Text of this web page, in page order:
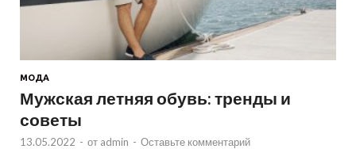
МОДА
Мужская летняя обувь: тренды и
советы
13.05.2022 - от admin - Оставьте комментарий